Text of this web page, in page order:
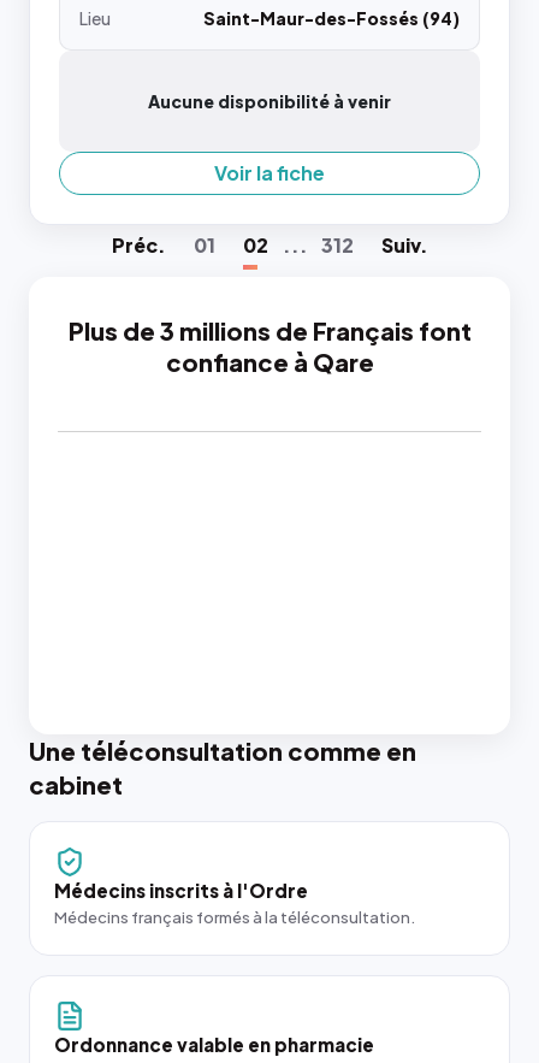
Lieu
Saint-Maur-des-Fossés (94)
Aucune disponibilité à venir
Voir la fiche
Préc. 01 02 ... 312 Suiv.
Plus de 3 millions de Français font
confiance à Qare
Une téléconsultation comme en
cabinet
Médecins inscrits à l'Ordre
Médecins français formés à la téléconsultation.
Ordonnance valable en pharmacie